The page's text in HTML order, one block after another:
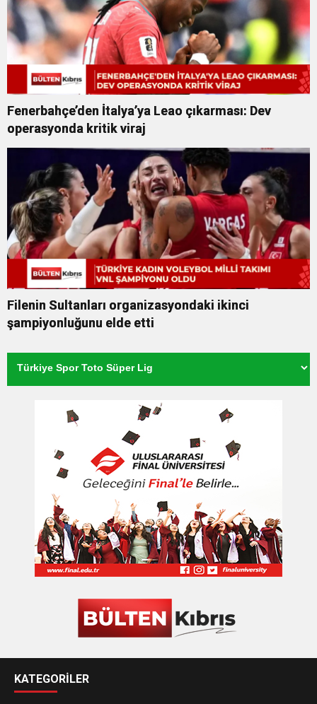
Fenerbahçe’den İtalya’ya Leao çıkarması: Dev
operasyonda kritik viraj
Filenin Sultanları organizasyondaki ikinci
şampiyonluğunu elde etti
KATEGORİLER